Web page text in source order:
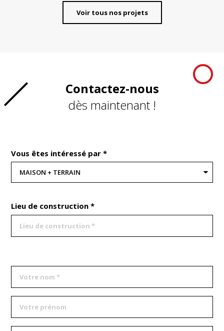
Voir tous nos projets
Contactez-nous
dès maintenant !
Vous êtes intéressé par *
Lieu de construction *